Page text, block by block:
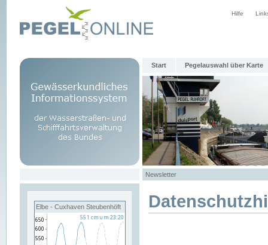
Hilfe
Start Pegelauswahl über Karte
Newsletter
Elbe - Cuxhaven Steubenhöft